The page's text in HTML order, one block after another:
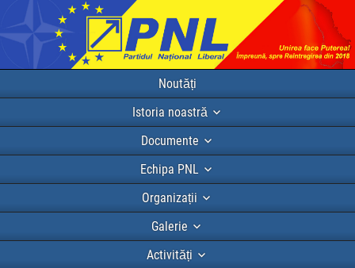
Noutăți
Istoria noastră
Documente
Echipa PNL
Organizații
Galerie
Activități